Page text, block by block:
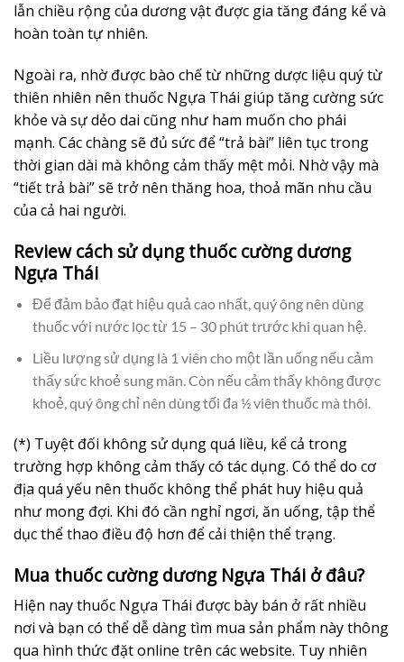
lẫn chiều rộng của dương vật được gia tăng đáng kể và
hoàn toàn tự nhiên.
Ngoài ra, nhờ được bào chế từ những dược liệu quý từ
thiên nhiên nên thuốc Ngựa Thái giúp tăng cường sức
khỏe và sự dẻo dai cũng như ham muốn cho phái
mạnh. Các chàng sẽ đủ sức để “trả bài” liên tục trong
thời gian dài mà không cảm thấy mệt mỏi. Nhờ vậy mà
“tiết trả bài” sẽ trở nên thăng hoa, thoả mãn nhu cầu
của cả hai người.
Review cách sử dụng thuốc cường dương
Ngựa Thái
Để đảm bảo đạt hiệu quả cao nhất, quý ông nên dùng
thuốc với nước lọc từ 15 – 30 phút trước khi quan hệ.
Liều lượng sử dụng là 1 viên cho một lần uống nếu cảm
thấy sức khoẻ sung mãn. Còn nếu cảm thấy không được
khoẻ, quý ông chỉ nên dùng tối đa ½ viên thuốc mà thôi.
(*) Tuyệt đối không sử dụng quá liều, kể cả trong
trường hợp không cảm thấy có tác dụng. Có thể do cơ
địa quá yếu nên thuốc không thể phát huy hiệu quả
như mong đợi. Khi đó cần nghỉ ngơi, ăn uống, tập thể
dục thể thao điều độ hơn để cải thiện thể trạng.
Mua thuốc cường dương Ngựa Thái ở đâu?
Hiện nay thuốc Ngựa Thái được bày bán ở rất nhiều
nơi và bạn có thể dễ dàng tìm mua sản phẩm này thông
qua hình thức đặt online trên các website. Tuy nhiên